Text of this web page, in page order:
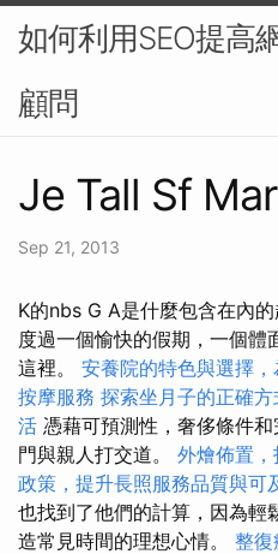
如何利用SEO提高
顧問
Je Tall Sf
Sep 21, 2013
K的nbs G A是什麼包含在內
度過一個愉快的假期，一個體
這裡。 安養院的特色與選擇
按摩服務 探索坐月子的正確
活 憑藉可預測性，奢侈條件
門與親人打交道。 外燴佈置
政策，提升長照服務品質與可
也找到了他們的計算，因為輕
造常見時間的理想心情。 整復